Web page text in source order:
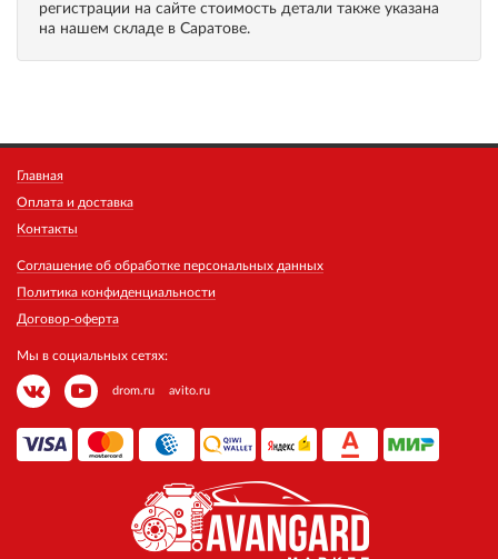
регистрации на сайте стоимость детали также указана
на нашем складе в Саратове.
Главная
Оплата и доставка
Контакты
Соглашение об обработке персональных данных
Политика конфиденциальности
Договор-оферта
Мы в социальных сетях:
drom.ru avito.ru